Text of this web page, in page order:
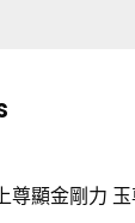
尊顯金剛力